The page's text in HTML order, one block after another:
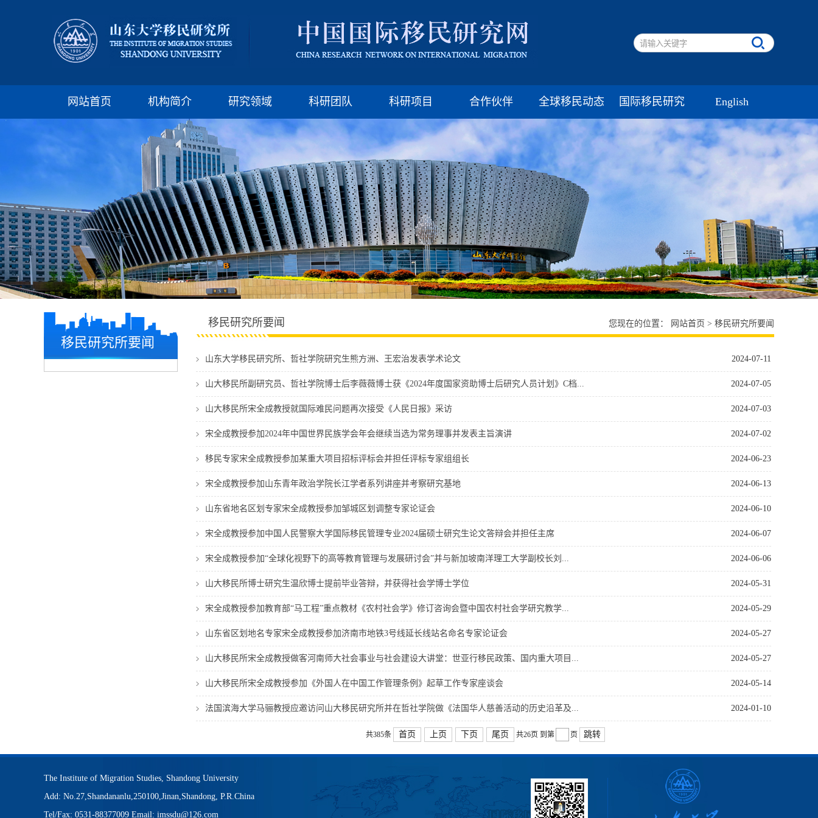
网站首页 机构简介 研究领域 科研团队 科研项目 合作伙伴 全球移民动态 国际移民研究 English
移民研究所要闻
移民研究所要闻 您现在的位置： 网站首页 > 移民研究所要闻
2024-07-11
山东大学移民研究所、哲社学院研究生熊方洲、王宏治发表学术论文
2024-07-05
山大移民所副研究员、哲社学院博士后李薇薇博士获《2024年度国家资助博士后研究人员计划》C档...
2024-07-03
山大移民所宋全成教授就国际难民问题再次接受《人民日报》采访
2024-07-02
宋全成教授参加2024年中国世界民族学会年会继续当选为常务理事并发表主旨演讲
2024-06-23
移民专家宋全成教授参加某重大项目招标评标会并担任评标专家组组长
2024-06-13
宋全成教授参加山东青年政治学院长江学者系列讲座并考察研究基地
2024-06-10
山东省地名区划专家宋全成教授参加邹城区划调整专家论证会
2024-06-07
宋全成教授参加中国人民警察大学国际移民管理专业2024届硕士研究生论文答辩会并担任主席
2024-06-06
宋全成教授参加“全球化视野下的高等教育管理与发展研讨会”并与新加坡南洋理工大学副校长刘...
2024-05-31
山大移民所博士研究生温欣博士提前毕业答辩，并获得社会学博士学位
2024-05-29
宋全成教授参加教育部“马工程”重点教材《农村社会学》修订咨询会暨中国农村社会学研究教学...
2024-05-27
山东省区划地名专家宋全成教授参加济南市地铁3号线延长线站名命名专家论证会
2024-05-27
山大移民所宋全成教授做客河南师大社会事业与社会建设大讲堂：世亚行移民政策、国内重大项目...
2024-05-14
山大移民所宋全成教授参加《外国人在中国工作管理条例》起草工作专家座谈会
2024-01-10
法国滨海大学马骊教授应邀访问山大移民研究所并在哲社学院做《法国华人慈善活动的历史沿革及...
共385条 首页 上页 下页 尾页 共26页 到第 页 跳转
The Institute of Migration Studies, Shandong University
Add: No.27,Shandananlu,250100,Jinan,Shandong, P.R.China
Tel/Fax: 0531-88377009 Email: imssdu@126.com
版权所有：山东大学移民研究所 济南市山大南路27号
邮编:250100 电话:(86)-531-88377009 Email: imssdu@126.com